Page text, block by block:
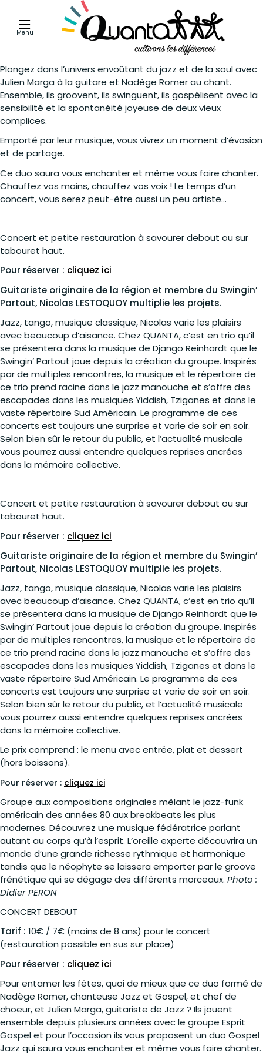
Menu
Plongez dans l’univers envoûtant du jazz et de la soul avec
Julien Marga à la guitare et Nadège Romer au chant.
Ensemble, ils groovent, ils swinguent, ils gospélisent avec la
sensibilité et la spontanéité joyeuse de deux vieux
complices.
Emporté par leur musique, vous vivrez un moment d’évasion
et de partage.
Ce duo saura vous enchanter et même vous faire chanter.
Chauffez vos mains, chauffez vos voix ! Le temps d’un
concert, vous serez peut-être aussi un peu artiste…
Concert et petite restauration à savourer debout ou sur
tabouret haut.
Pour réserver : cliquez ici
Guitariste originaire de la région et membre du Swingin’
Partout, Nicolas LESTOQUOY multiplie les projets.
Jazz, tango, musique classique, Nicolas varie les plaisirs
avec beaucoup d’aisance. Chez QUANTA, c’est en trio qu’il
se présentera dans la musique de Django Reinhardt que le
Swingin’ Partout joue depuis la création du groupe. Inspirés
par de multiples rencontres, la musique et le répertoire de
ce trio prend racine dans le jazz manouche et s’offre des
escapades dans les musiques Yiddish, Tziganes et dans le
vaste répertoire Sud Américain. Le programme de ces
concerts est toujours une surprise et varie de soir en soir.
Selon bien sûr le retour du public, et l’actualité musicale
vous pourrez aussi entendre quelques reprises ancrées
dans la mémoire collective.
Concert et petite restauration à savourer debout ou sur
tabouret haut.
Pour réserver : cliquez ici
Guitariste originaire de la région et membre du Swingin’
Partout, Nicolas LESTOQUOY multiplie les projets.
Jazz, tango, musique classique, Nicolas varie les plaisirs
avec beaucoup d’aisance. Chez QUANTA, c’est en trio qu’il
se présentera dans la musique de Django Reinhardt que le
Swingin’ Partout joue depuis la création du groupe. Inspirés
par de multiples rencontres, la musique et le répertoire de
ce trio prend racine dans le jazz manouche et s’offre des
escapades dans les musiques Yiddish, Tziganes et dans le
vaste répertoire Sud Américain. Le programme de ces
concerts est toujours une surprise et varie de soir en soir.
Selon bien sûr le retour du public, et l’actualité musicale
vous pourrez aussi entendre quelques reprises ancrées
dans la mémoire collective.
Le prix comprend : le menu avec entrée, plat et dessert
(hors boissons).
Pour réserver : cliquez ici
Groupe aux compositions originales mêlant le jazz-funk
américain des années 80 aux breakbeats les plus
modernes. Découvrez une musique fédératrice parlant
autant au corps qu’à l’esprit. L’oreille experte découvrira un
monde d’une grande richesse rythmique et harmonique
tandis que le néophyte se laissera emporter par le groove
frénétique qui se dégage des différents morceaux. Photo :
Didier PERON
CONCERT DEBOUT
Tarif : 10€ / 7€ (moins de 8 ans) pour le concert
(restauration possible en sus sur place)
Pour réserver : cliquez ici
Pour entamer les fêtes, quoi de mieux que ce duo formé de
Nadège Romer, chanteuse Jazz et Gospel, et chef de
choeur, et Julien Marga, guitariste de Jazz ? Ils jouent
ensemble depuis plusieurs années avec le groupe Esprit
Gospel et pour l’occasion ils vous proposent un duo Gospel
Jazz qui saura vous enchanter et même vous faire chanter.